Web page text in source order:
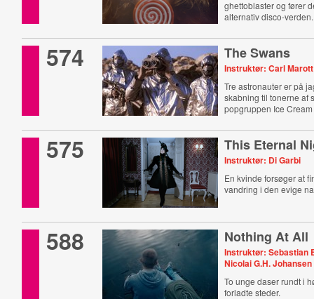
ghettoblaster og fører
alternativ disco-verden.
574 The Swans
Instruktør: Carl Marott
Tre astronauter er på
skabning til tonerne af
popgruppen Ice
575 This Eternal
Instruktør: Di Garbi
En kvinde forsøger at
vandring i den evige
588 Nothing At All
Instruktør: Sebastian
Nicolai G.H. Johansen
To unge daser rundt i
forladte steder.